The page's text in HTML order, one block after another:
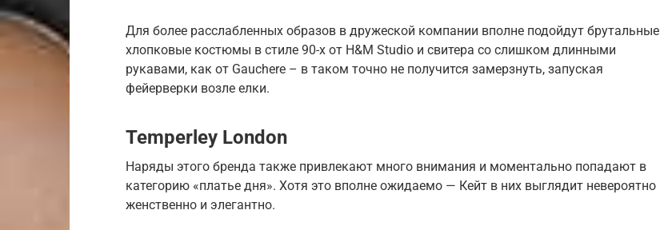
Для более расслабленных образов в дружеской компании вполне подойдут брутальные
хлопковые костюмы в стиле 90-х от H&M Studio и свитера со слишком длинными
рукавами, как от Gauchere – в таком точно не получится замерзнуть, запуская
фейерверки возле елки.
Temperley London
Наряды этого бренда также привлекают много внимания и моментально попадают в
категорию «платье дня». Хотя это вполне ожидаемо — Кейт в них выглядит невероятно
женственно и элегантно.